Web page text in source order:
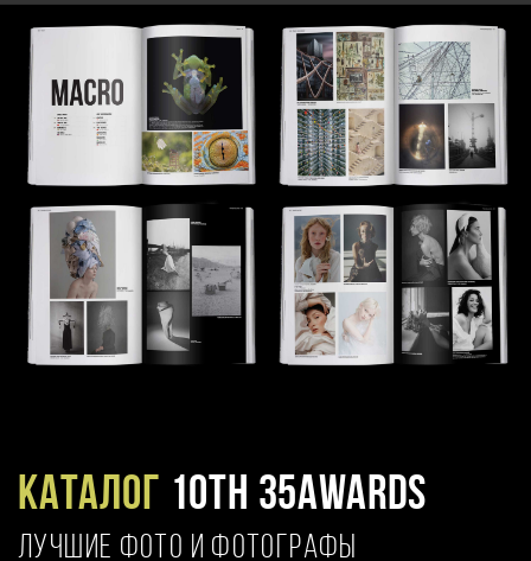
Каталог 10TH 35AWARDS
ЛУЧШИЕ ФОТО И ФОТОГРАФЫ